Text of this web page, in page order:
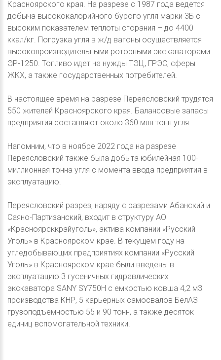
Красноярского края. На разрезе с 1987 года ведется
добыча высококалорийного бурого угля марки 3Б с
высоким показателем теплоты сгорания – до 4400
ккал/кг. Погрузка угля в ж/д вагоны осуществляется
высокопроизводительными роторными экскаваторами
ЭР-1250. Топливо идет на нужды ТЭЦ, ГРЭС, сферы
ЖКХ, а также государственных потребителей.
В настоящее время на разрезе Переясловский трудятся
550 жителей Красноярского края. Балансовые запасы
предприятия составляют около 360 млн тонн угля.
Напомним, что в ноябре 2022 года на разрезе
Переясловский также была добыта юбилейная 100-
миллионная тонна угля с момента ввода предприятия в
эксплуатацию.
Переясловский разрез, наряду с разрезами Абанский и
Саяно-Партизанский, входит в структуру АО
«Красноярсккрайуголь», актива компании «Русский
Уголь» в Красноярском крае. В текущем году на
угледобывающих предприятиях компании «Русский
Уголь» в Красноярском крае были введены в
эксплуатацию 3 гусеничных гидравлических
экскаватора SANY SY750H с емкостью ковша 4,2 м3
производства КНР, 5 карьерных самосвалов БелАЗ
грузоподъемностью 55 и 90 тонн, а также десяток
единиц вспомогательной техники.